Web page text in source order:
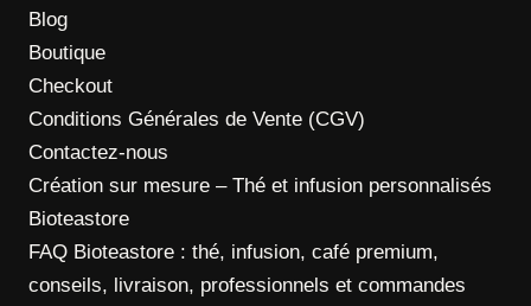
Blog
Boutique
Checkout
Conditions Générales de Vente (CGV)
Contactez-nous
Création sur mesure – Thé et infusion personnalisés
Bioteastore
FAQ Bioteastore : thé, infusion, café premium,
conseils, livraison, professionnels et commandes